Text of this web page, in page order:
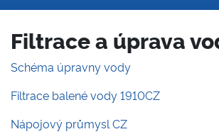
Filtrace a úprava
Schéma úpravny vody
Filtrace balené vody 1910CZ
Nápojový průmysl CZ